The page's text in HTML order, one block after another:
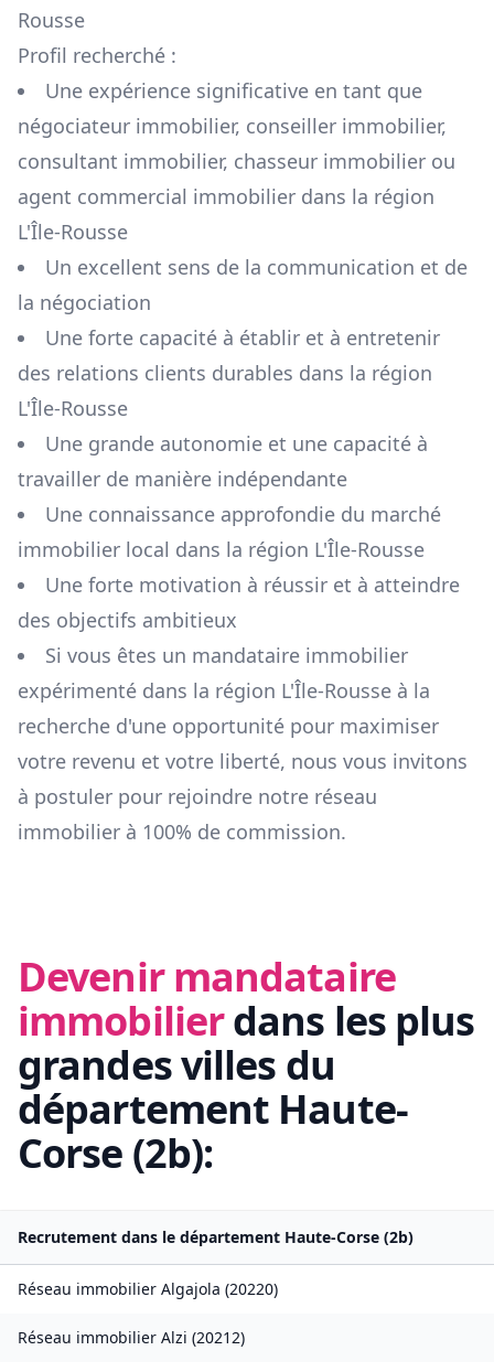
Rousse
Profil recherché :
Une expérience significative en tant que
négociateur immobilier, conseiller immobilier,
consultant immobilier, chasseur immobilier ou
agent commercial immobilier dans la région
L'Île-Rousse
Un excellent sens de la communication et de
la négociation
Une forte capacité à établir et à entretenir
des relations clients durables dans la région
L'Île-Rousse
Une grande autonomie et une capacité à
travailler de manière indépendante
Une connaissance approfondie du marché
immobilier local dans la région L'Île-Rousse
Une forte motivation à réussir et à atteindre
des objectifs ambitieux
Si vous êtes un mandataire immobilier
expérimenté dans la région L'Île-Rousse à la
recherche d'une opportunité pour maximiser
votre revenu et votre liberté, nous vous invitons
à postuler pour rejoindre notre réseau
immobilier à 100% de commission.
Devenir mandataire
immobilierdans les plus
grandes villes du
département Haute-
Corse (2b):
Recrutement dans le département Haute-Corse (2b)
Réseau immobilier Algajola (20220)
Réseau immobilier Alzi (20212)